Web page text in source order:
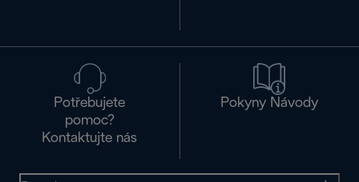
Potřebujete
pomoc?
Kontaktujte nás
Pokyny Návody